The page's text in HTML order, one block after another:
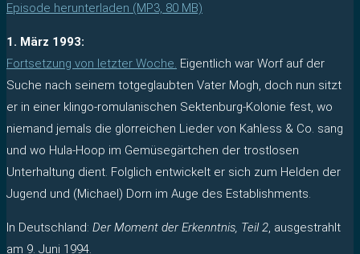
Episode herunterladen (MP3, 80 MB)
1. März 1993:
Fortsetzung von letzter Woche. Eigentlich war Worf auf der
Suche nach seinem totgeglaubten Vater Mogh, doch nun sitzt
er in einer klingo-romulanischen Sektenburg-Kolonie fest, wo
niemand jemals die glorreichen Lieder von Kahless & Co. sang
und wo Hula-Hoop im Gemüsegärtchen der trostlosen
Unterhaltung dient. Folglich entwickelt er sich zum Helden der
Jugend und (Michael) Dorn im Auge des Establishments.
In Deutschland: Der Moment der Erkenntnis, Teil 2, ausgestrahlt
am 9. Juni 1994.